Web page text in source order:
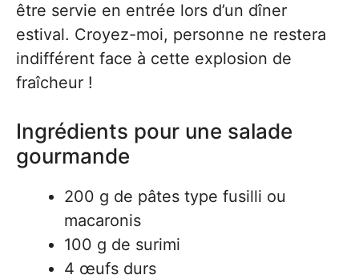
être servie en entrée lors d’un dîner
estival. Croyez-moi, personne ne restera
indifférent face à cette explosion de
fraîcheur !
Ingrédients pour une salade
gourmande
200 g de pâtes type fusilli ou
macaronis
100 g de surimi
4 œufs durs